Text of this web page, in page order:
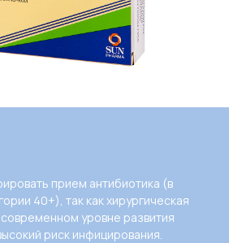
прием антибиотика (в
40+), так как хирургическая
уровне развития
риск инфицирования.